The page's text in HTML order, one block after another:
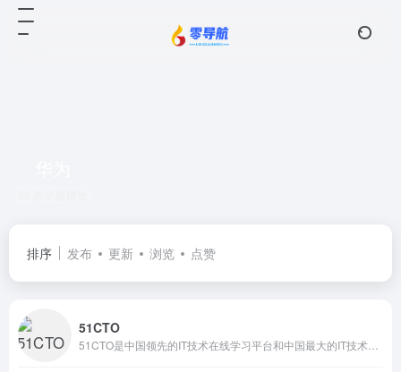
排序 发布 更新 浏览 点赞
51CTO